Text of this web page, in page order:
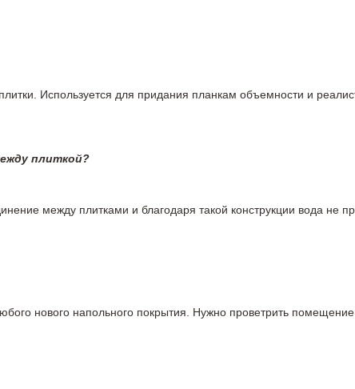
Используется для придания планкам объемности и
плиткой?
между плитками и благодаря такой конструкции вода не
нового напольного покрытия. Нужно проветрить